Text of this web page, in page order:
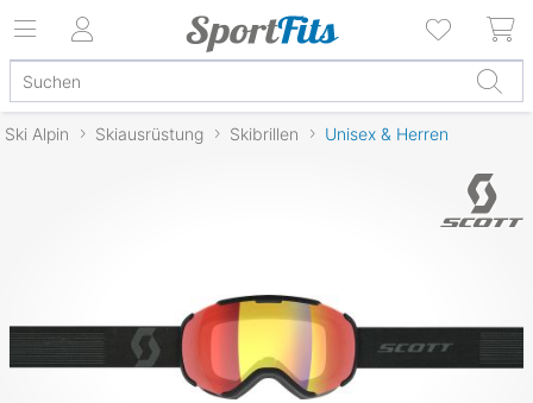
Ski Alpin Skiausrüstung Skibrillen Unisex & Herren